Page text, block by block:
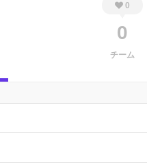
0
0
チーム